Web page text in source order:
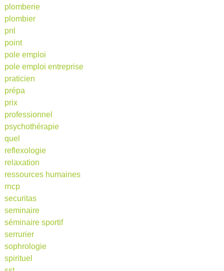
plomberie
plombier
pnl
point
pole emploi
pole emploi entreprise
praticien
prépa
prix
professionnel
psychothérapie
quel
reflexologie
relaxation
ressources humaines
rncp
securitas
seminaire
séminaire sportif
serrurier
sophrologie
spirituel